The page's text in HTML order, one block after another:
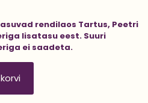
rendilaos Tartus, Peetri
lisatasu eest. Suuri
ei saadeta.